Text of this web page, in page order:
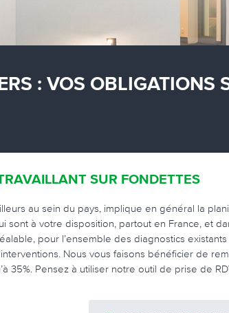
: VOS OBLIGATIONS
SUR FONDETTES
au sein du pays, implique en général la
sont à votre disposition, partout en France, et
pour l’ensemble des diagnostics
Nous vous faisons bénéficier de
35%. Pensez à utiliser notre outil de prise de